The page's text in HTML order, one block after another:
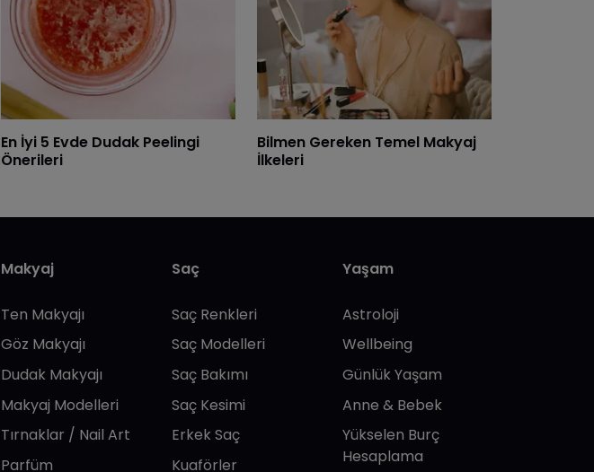
En İyi 5 Evde Dudak Peelingi
Önerileri
Bilmen Gereken Temel Makyaj
İlkeleri
Makyaj
Ten Makyajı
Göz Makyajı
Dudak Makyajı
Makyaj Modelleri
Tırnaklar / Nail Art
Parfüm
Saç
Saç Renkleri
Saç Modelleri
Saç Bakımı
Saç Kesimi
Erkek Saç
Kuaförler
Yaşam
Astroloji
Wellbeing
Günlük Yaşam
Anne & Bebek
Yükselen Burç
Hesaplama